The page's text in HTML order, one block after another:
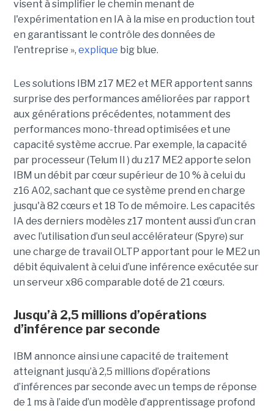
visent à simplifier le chemin menant de
l'expérimentation en IA à la mise en production tout
en garantissant le contrôle des données de
l'entreprise », explique big blue.
Les solutions IBM z17 ME2 et MER apportent sanns
surprise des performances améliorées par rapport
aux générations précédentes, notamment des
performances mono-thread optimisées et une
capacité système accrue. Par exemple, la capacité
par processeur (Telum II ) du z17 ME2 apporte selon
IBM un débit par cœur supérieur de 10 % à celui du
z16 A02, sachant que ce système prend en charge
jusqu'à 82 cœurs et 18 To de mémoire. Les capacités
IA des derniers modèles z17 montent aussi d’un cran
avec l’utilisation d’un seul accélérateur (Spyre) sur
une charge de travail OLTP apportant pour le ME2 un
débit équivalent à celui d’une inférence exécutée sur
un serveur x86 comparable doté de 21 cœurs.
Jusqu’à 2,5 millions d’opérations
d’inférence par seconde
IBM annonce ainsi une capacité de traitement
atteignant jusqu’à 2,5 millions d’opérations
d’inférences par seconde avec un temps de réponse
de 1 ms à l’aide d’un modèle d’apprentissage profond